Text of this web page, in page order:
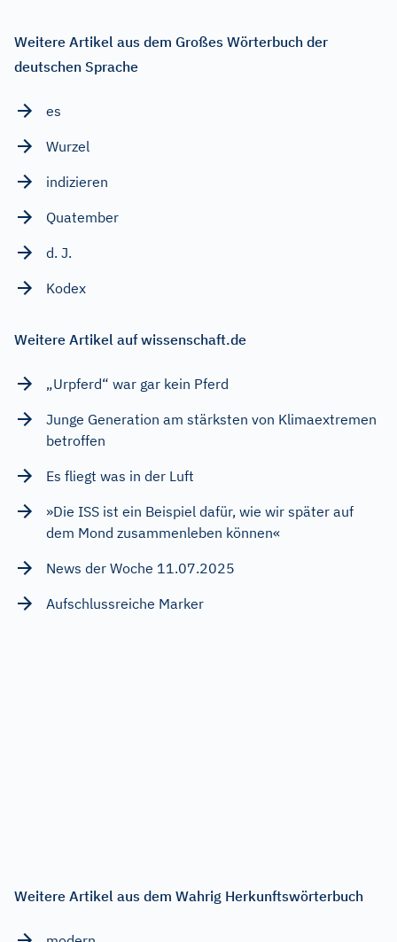
Weitere Artikel aus dem Großes Wörterbuch der
deutschen Sprache
es
Wurzel
indizieren
Quatember
d. J.
Kodex
Weitere Artikel auf wissenschaft.de
„Urpferd“ war gar kein Pferd
Junge Generation am stärksten von Klimaextremen
betroffen
Es fliegt was in der Luft
»Die ISS ist ein Beispiel dafür, wie wir später auf
dem Mond zusammenleben können«
News der Woche 11.07.2025
Aufschlussreiche Marker
Weitere Artikel aus dem Wahrig Herkunftswörterbuch